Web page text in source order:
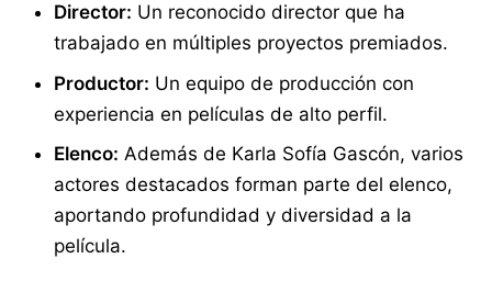
Director: Un reconocido director que ha
trabajado en múltiples proyectos premiados.
Productor: Un equipo de producción con
experiencia en películas de alto perfil.
Elenco: Además de Karla Sofía Gascón, varios
actores destacados forman parte del elenco,
aportando profundidad y diversidad a la
película.